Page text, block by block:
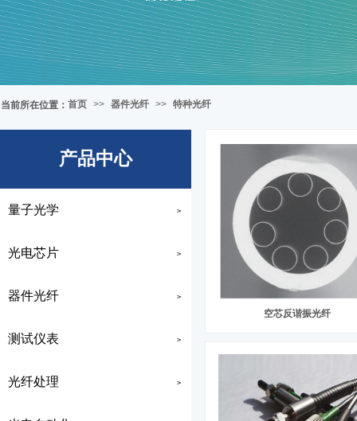
当前所在位置 ： 首页 >> 器件光纤 >> 特种光纤
产品中心
量子光学 >
光电芯片 >
器件光纤 >
测试仪表 >
光纤处理 >
空芯反谐振光纤